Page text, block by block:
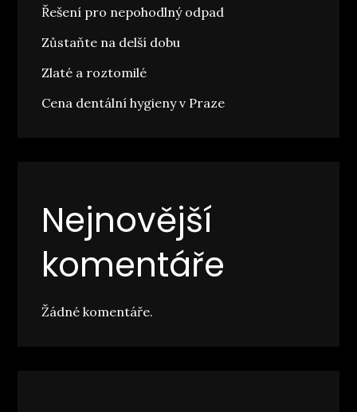
Řešení pro nepohodlný odpad
Zůstaňte na delší dobu
Zlaté a roztomilé
Cena dentální hygieny v Praze
Nejnovější
komentáře
Žádné komentáře.